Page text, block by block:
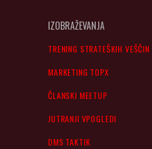
IZOBRAŽEVANJA
TRENING STRATEŠKIH VEŠČIN
MARKETING TOPX
ČLANSKI MEETUP
JUTRANJI VPOGLEDI
DMS TAKTIK